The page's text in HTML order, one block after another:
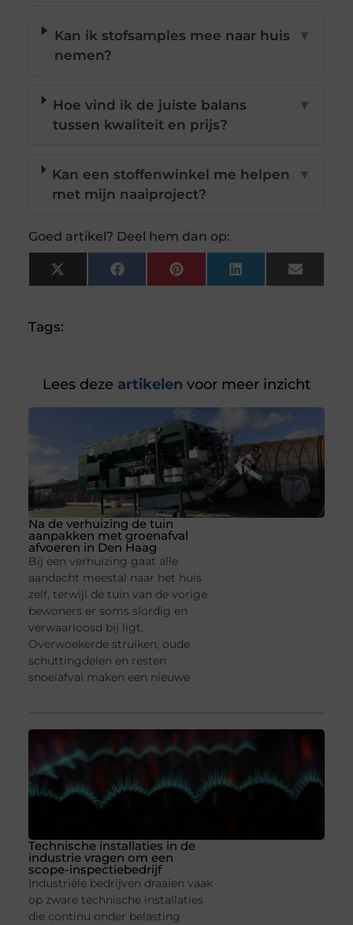
Kan ik stofsamples mee naar huis
nemen?
▼
Hoe vind ik de juiste balans
tussen kwaliteit en prijs?
▼
Kan een stoffenwinkel me helpen
met mijn naaiproject?
▼
Goed artikel? Deel hem dan op:
X
(Twitter)
FacebookPinterestLinkedInEmail
Tags:
Lees deze artikelen voor meer inzicht
Na de verhuizing de tuin
aanpakken met groenafval
afvoeren in Den Haag
Bij een verhuizing gaat alle
aandacht meestal naar het huis
zelf, terwijl de tuin van de vorige
bewoners er soms slordig en
verwaarloosd bij ligt.
Overwoekerde struiken, oude
schuttingdelen en resten
snoeiafval maken een nieuwe
Technische installaties in de
industrie vragen om een
scope-inspectiebedrijf
Industriële bedrijven draaien vaak
op zware technische installaties
die continu onder belasting